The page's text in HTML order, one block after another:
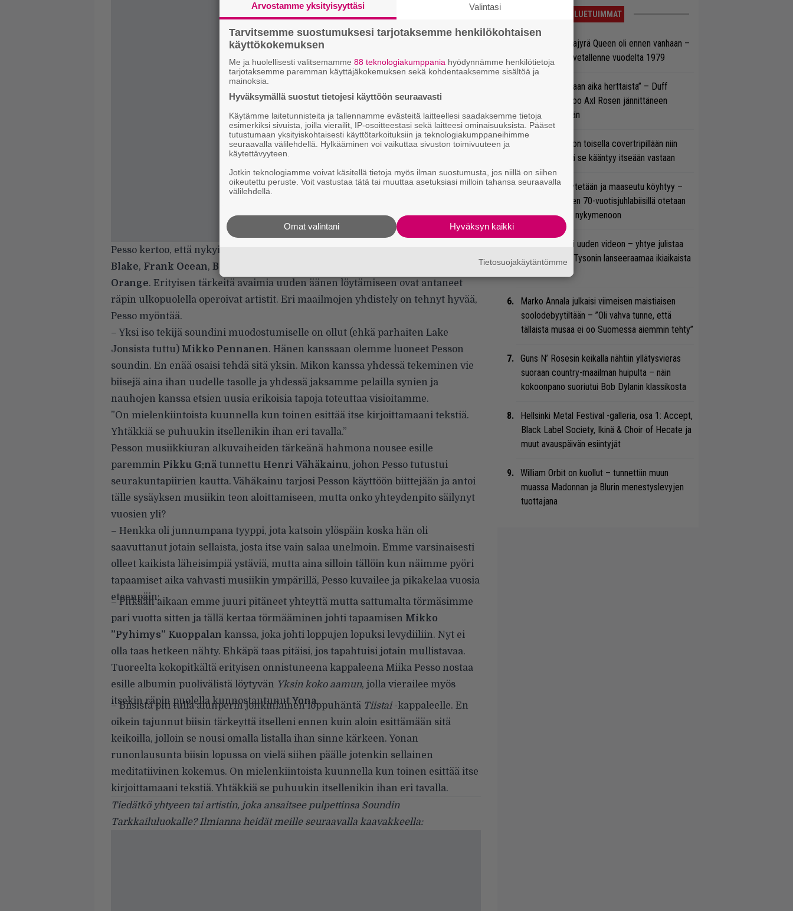
Pesso kertoo, että nykyisen soundinsa tärkeimpiä vaikuttajia ovat olleet
Blake, Frank Ocean, Bon Iver
Orange. Erityisen tärkeitä avaimia uuden äänen löytämiseen ovat antaneet
räpin ulkopuolella operoivat artistit. Eri maailmojen yhdistely on tehnyt hyvää,
Pesso myöntää.
– Yksi iso tekijä soundini muodostumiselle on ollut (ehkä parhaiten Lake
Jonsista tuttu) Mikko Pennanen. Hänen kanssaan olemme luoneet Pesson
soundin. En enää osaisi tehdä sitä yksin. Mikon kanssa yhdessä tekeminen vie
biisejä aina ihan uudelle tasolle ja yhdessä jaksamme pelailla synien ja
nauhojen kanssa etsien uusia erikoisia tapoja toteuttaa visioitamme.
”On mielenkiintoista kuunnella kun toinen esittää itse kirjoittamaani tekstiä.
Yhtäkkiä se puhuukin itsellenikin ihan eri tavalla.”
Pesson musiikkiuran alkuvaiheiden tärkeänä hahmona nousee esille
paremmin Pikku G:nä tunnettu Henri Vähäkainu, johon Pesso tutustui
seurakuntapiirien kautta. Vähäkainu tarjosi Pesson käyttöön biittejään ja antoi
tälle sysäyksen musiikin teon aloittamiseen, mutta onko yhteydenpito säilynyt
vuosien yli?
– Henkka oli junnumpana tyyppi, jota katsoin ylöspäin koska hän oli
saavuttanut jotain sellaista, josta itse vain salaa unelmoin. Emme varsinaisesti
olleet kaikista läheisimpiä ystäviä, mutta aina silloin tällöin kun näimme pyöri
tapaamiset aika vahvasti musiikin ympärillä, Pesso kuvailee ja pikakelaa vuosia
eteenpäin:
– Pitkään aikaan emme juuri pitäneet yhteyttä mutta sattumalta törmäsimme
pari vuotta sitten ja tällä kertaa törmääminen johti tapaamisen Mikko
”Pyhimys” Kuoppalan kanssa, joka johti loppujen lopuksi levydiiliin. Nyt ei
olla taas hetkeen nähty. Ehkäpä taas pitäisi, jos tapahtuisi jotain mullistavaa.
Tuoreelta kokopitkältä erityisen onnistuneena kappaleena Miika Pesso nostaa
esille albumin puolivälistä löytyvän Yksin koko aamun, jolla vierailee myös
itsekin räpin puolella kunnostautunutYona.
– Biisistä piti tulla alunperin jonkinlainen loppuhäntä Tiistai-kappaleelle. En
oikein tajunnut biisin tärkeyttä itselleni ennen kuin aloin esittämään sitä
keikoilla, jolloin se nousi omalla listalla ihan sinne kärkeen. Yonan
runonlausunta biisin lopussa on vielä siihen päälle jotenkin sellainen
meditatiivinen kokemus. On mielenkiintoista kuunnella kun toinen esittää itse
kirjoittamaani tekstiä. Yhtäkkiä se puhuukin itsellenikin ihan eri tavalla.
Tiedätkö yhtyeen tai artistin, joka ansaitsee pulpettinsa Soundin
Tarkkailuluokalle? Ilmianna heidät meille seuraavalla kaavakkeella:
LUETUIMMAT
Tällainen keikkajyrä Queen oli ennen vanhaan –
katso tulinen livetallenne vuodelta 1979
”Se oli oikeastaan aika herttaista” – Duff
McKagan kertoo Axl Rosen jännittäneen
AC/DC-pestiään
Arvio: Saimaa on toisella covertripillään niin
suvereeni, että se kääntyy itseään vastaan
Työläisiä kyykytetään ja maaseutu köyhtyy –
Tumppi Varosen 70-vuotisjuhlabiisillä otetaan
tiukasti kantaa nykymenoon
Anthrax julkaisi uuden videon – yhtye julistaa
biisillään Mike Tysonin lanseeraamaa ikiaikaista
Marko Annala julkaisi viimeisen maistiaisen
soolodebyytiltään – ”Oli vahva tunne, että
tällaista musaa ei oo Suomessa aiemmin tehty”
Guns N’ Rosesin keikalla nähtiin yllätysvieras
suoraan country-maailman huipulta – näin
kokoonpano suoriutui Bob Dylanin klassikosta
Hellsinki Metal Festival -galleria, osa 1: Accept,
Black Label Society, Ikinä & Choir of Hecate ja
muut avauspäivän esiintyjät
William Orbit on kuollut – tunnettiin muun
muassa Madonnan ja Blurin menestyslevyjen
tuottajana
Arvostamme yksityisyyttäsi Valintasi
Tarvitsemme suostumuksesi tarjotaksemme henkilökohtaisen
käyttökokemuksen
Me ja huolellisesti valitsemamme 88 teknologiakumppania hyödynnämme henkilötietoja
tarjotaksemme paremman käyttäjäkokemuksen sekä kohdentaaksemme sisältöä ja
mainoksia.
Hyväksymällä suostut tietojesi käyttöön seuraavasti
Käytämme laitetunnisteita ja tallennamme evästeitä laitteellesi saadaksemme tietoja
esimerkiksi sivuista, joilla vierailit, IP-osoitteestasi sekä laitteesi ominaisuuksista. Pääset
tutustumaan yksityiskohtaisesti käyttötarkoituksiin ja teknologiakumppaneihimme
seuraavalla välilehdellä. Hylkääminen voi vaikuttaa sivuston toimivuuteen ja
käytettävyyteen.
Jotkin teknologiamme voivat käsitellä tietoja myös ilman suostumusta, jos niillä on siihen
oikeutettu peruste. Voit vastustaa tätä tai muuttaa asetuksiasi milloin tahansa seuraavalla
välilehdellä.
Hyväksyn kaikki
Omat valintani
Tietosuojakäytäntömme